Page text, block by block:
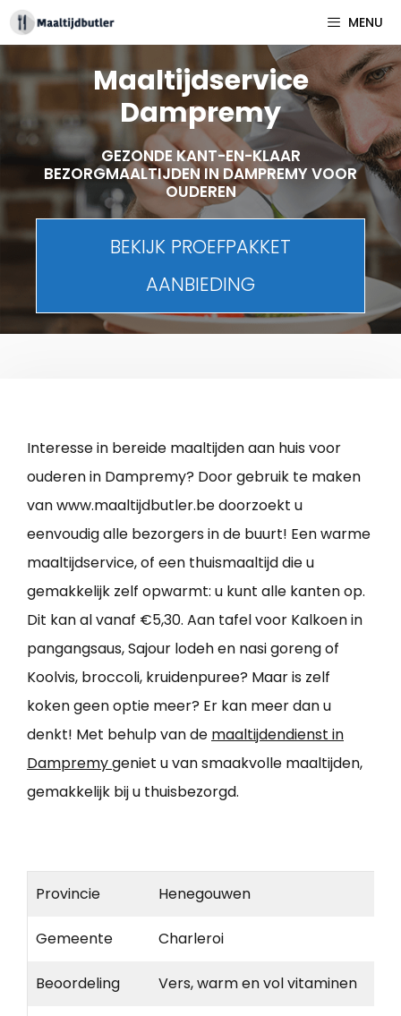
Spring
naar
inhoud
MENU
Maaltijdservice
Dampremy
GEZONDE KANT-EN-KLAAR
BEZORGMAALTIJDEN IN DAMPREMY VOOR
OUDEREN
BEKIJK PROEFPAKKET
AANBIEDING
Interesse in bereide maaltijden aan huis voor
ouderen in Dampremy? Door gebruik te maken
van www.maaltijdbutler.be doorzoekt u
eenvoudig alle bezorgers in de buurt! Een warme
maaltijdservice, of een thuismaaltijd die u
gemakkelijk zelf opwarmt: u kunt alle kanten op.
Dit kan al vanaf €5,30. Aan tafel voor Kalkoen in
pangangsaus, Sajour lodeh en nasi goreng of
Koolvis, broccoli, kruidenpuree? Maar is zelf
koken geen optie meer? Er kan meer dan u
denkt! Met behulp van de maaltijdendienst in
Dampremygeniet u van smaakvolle maaltijden,
gemakkelijk bij u thuisbezorgd.
Provincie Henegouwen
Gemeente Charleroi
Beoordeling Vers, warm en vol vitaminen